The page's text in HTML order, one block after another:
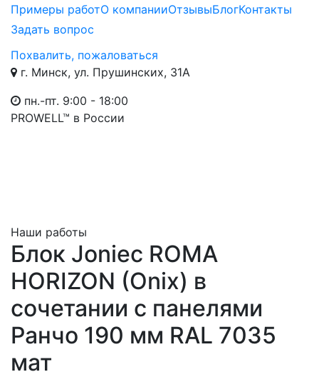
Примеры работО компанииОтзывыБлогКонтакты
Задать вопрос
Похвалить, пожаловаться
г. Минск, ул. Прушинских, 31А
пн.-пт. 9:00 - 18:00
PROWELL™ в России
Наши работы
Блок Joniec ROMA
HORIZON (Onix) в
сочетании с панелями
Ранчо 190 мм RAL 7035
мат